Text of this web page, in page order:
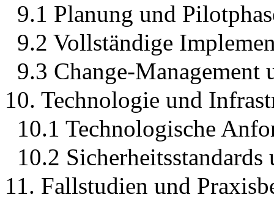
9.1 Planung und
9.2 Vollständige
9.3 Change-Management
10. Technologie und
10.1 Technologische
10.2 Sicherheitsstandards
11. Fallstudien und